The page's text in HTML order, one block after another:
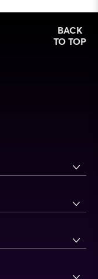
BACK
TO TOP